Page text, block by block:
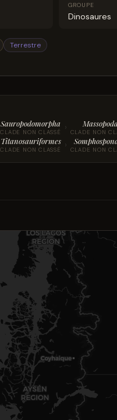
GROUPE
Dinosaures
Terrestre
Sauropodomorpha
CLADE NON CLASSÉ › Massopoda
CLADE NON
Titanosauriformes
CLADE NON CLASSÉ › CLADE NON